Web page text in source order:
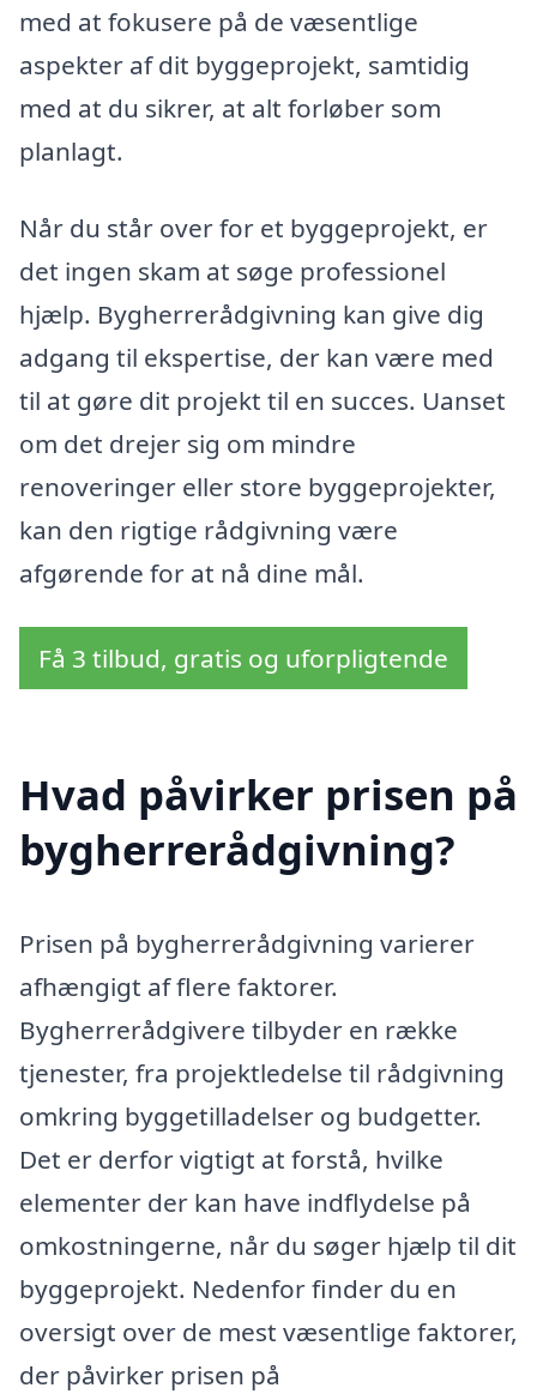
med at fokusere på de væsentlige
aspekter af dit byggeprojekt, samtidig
med at du sikrer, at alt forløber som
planlagt.
Når du står over for et byggeprojekt, er
det ingen skam at søge professionel
hjælp. Bygherrerådgivning kan give dig
adgang til ekspertise, der kan være med
til at gøre dit projekt til en succes. Uanset
om det drejer sig om mindre
renoveringer eller store byggeprojekter,
kan den rigtige rådgivning være
afgørende for at nå dine mål.
Få 3 tilbud, gratis og uforpligtende
Hvad påvirker prisen på
bygherrerådgivning?
Prisen på bygherrerådgivning varierer
afhængigt af flere faktorer.
Bygherrerådgivere tilbyder en række
tjenester, fra projektledelse til rådgivning
omkring byggetilladelser og budgetter.
Det er derfor vigtigt at forstå, hvilke
elementer der kan have indflydelse på
omkostningerne, når du søger hjælp til dit
byggeprojekt. Nedenfor finder du en
oversigt over de mest væsentlige faktorer,
der påvirker prisen på